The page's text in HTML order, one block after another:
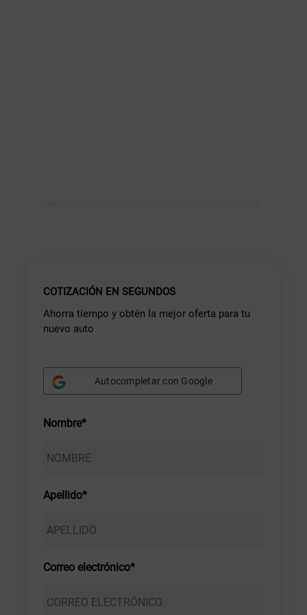
COTIZACIÓN EN SEGUNDOS
Ahorra tiempo y obtén la mejor oferta para tu
nuevo auto
Autocompletar con Google
Nombre*
Apellido*
Correo electrónico*